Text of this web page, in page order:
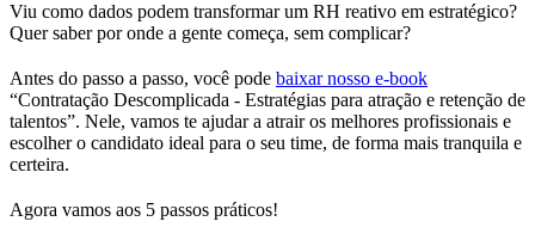
Viu como dados podem transformar um RH reativo em estratégico?
Quer saber por onde a gente começa, sem complicar?
Antes do passo a passo, você pode baixar nosso e-book
“Contratação Descomplicada - Estratégias para atração e retenção de
talentos”. Nele, vamos te ajudar a atrair os melhores profissionais e
escolher o candidato ideal para o seu time, de forma mais tranquila e
certeira.
Agora vamos aos 5 passos práticos!